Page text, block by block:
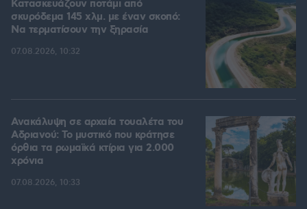
Κατασκευάζουν ποτάμι από
σκυρόδεμα 145 χλμ. με έναν σκοπό:
Να τερματίσουν την ξηρασία
07.08.2026, 10:32
Ανακάλυψη σε αρχαία τουαλέτα του
Αδριανού: Το μυστικό που κράτησε
όρθια τα ρωμαϊκά κτίρια για 2.000
χρόνια
07.08.2026, 10:33